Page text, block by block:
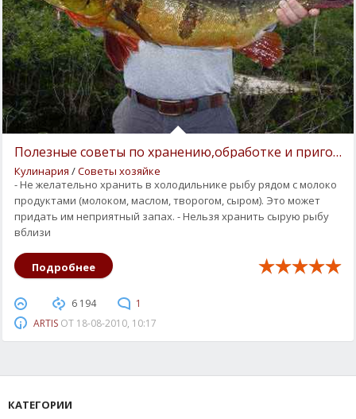
Полезные советы по хранению,обработке и
Кулинария /Советы хозяйке
- Не желательно хранить в холодильнике рыбу рядом с молоко
продуктами (молоком, маслом, творогом, сыром). Это может
придать им неприятный запах. - Нельзя хранить сырую рыбу
вблизи
Подробнее
6 194
1
ARTISОТ 18-08-2010, 10:17
КАТЕГОРИИ